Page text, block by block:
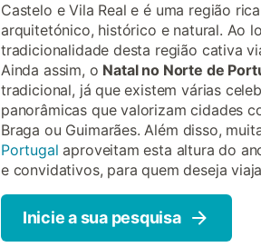
Castelo e Vila Real e é uma região
arquitetónico, histórico e natural. Ao
tradicionalidade desta região cativa
Ainda assim, o Natal no Norte de
tradicional, já que existem várias
panorâmicas que valorizam cidades
Braga ou Guimarães. Além disso,
Portugal aproveitam esta altura do
e convidativos, para quem deseja
Inicie a sua pesquisa